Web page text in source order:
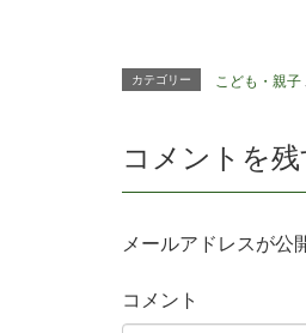
カテゴリー こども・親子
コメントを残
メールアドレスが公
コメント